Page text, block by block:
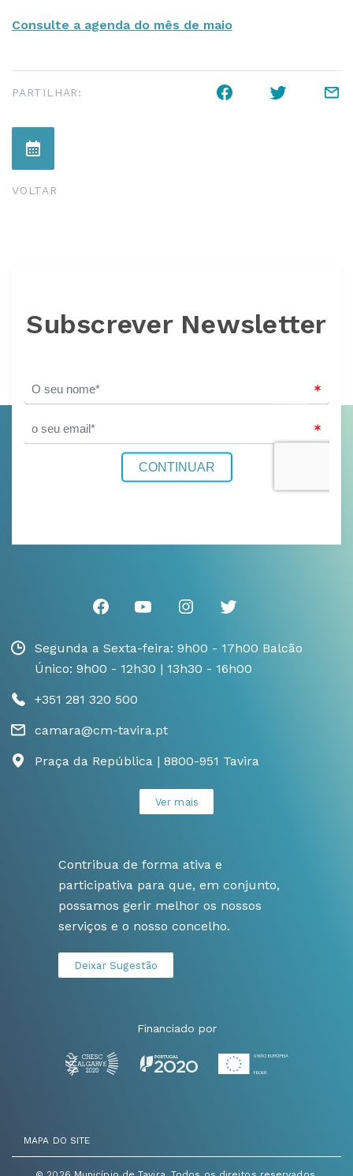
Consulte a agenda do mês de maio
PARTILHAR:
VOLTAR
Subscrever Newsletter
Segunda a Sexta-feira: 9h00 - 17h00 Balcão
Único: 9h00 - 12h30 | 13h30 - 16h00
+351 281 320 500
camara@cm-tavira.pt
Praça da República | 8800-951 Tavira
Ver mais
Contribua de forma ativa e
participativa para que, em conjunto,
possamos gerir melhor os nossos
serviços e o nosso concelho.
Deixar Sugestão
Financiado por
MAPA DO SITE